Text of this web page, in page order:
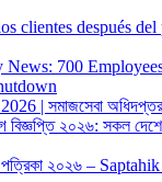
clientes después
News: 700
| সমাজসেবা অধিদপ্তর
বিজ্ঞপ্তি ২০২৬: সকল
পত্রিকা ২০২৬ –